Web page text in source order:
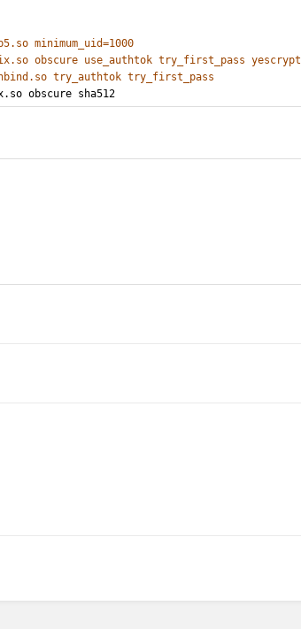
minimum_uid=1000
obscure use_authtok try_first_pass yescrypt
try_authtok try_first_pass
obscure sha512